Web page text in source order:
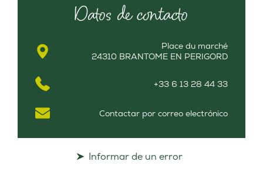
Datos de contacto
Place du marché
24310 BRANTOME EN PERIGORD
+33 6 13 28 44 33
Contactar por correo electrónico
Informar de un error